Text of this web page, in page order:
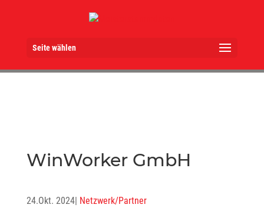
Seite wählen
WinWorker GmbH
24.Okt. 2024| Netzwerk/Partner